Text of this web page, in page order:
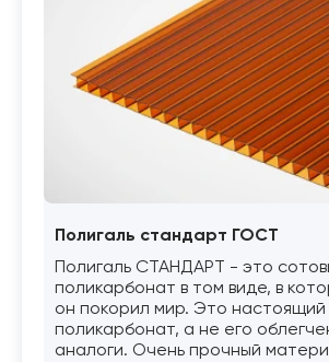
Полигаль стандарт ГОСТ
Полигаль СТАНДАРТ - это
поликарбонат в том виде, в
он покорил мир. Это настоящий
поликарбонат, а не его
аналоги. Очень прочный